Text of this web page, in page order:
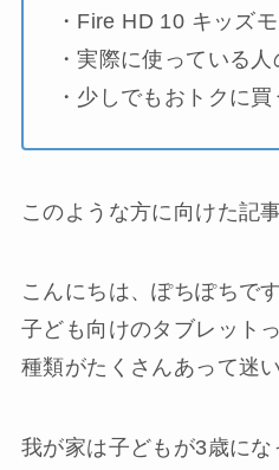
・Fire HD 10 キッズ
・実際に使っている
・少しでもおトクに買
このような方に向けた記事
こんにちは、ぽちぽちです
子ども向けのタブレット
種類がたくさんあって迷
我が家は子どもが3歳にな